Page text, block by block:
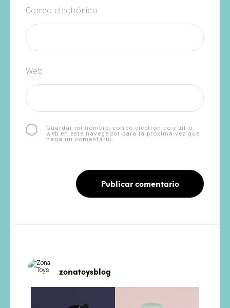
Correo electrónico
Web
Guardar mi nombre, correo electrónico y sitio
web en este navegador para la próxima vez que
haga un comentario.
zonatoysblog